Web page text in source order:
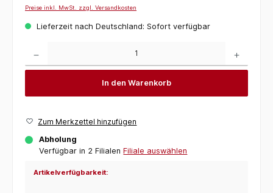
Preise inkl. MwSt. zzgl. Versandkosten
Lieferzeit nach Deutschland: Sofort verfügbar
In den Warenkorb
Zum Merkzettel hinzufügen
Abholung
Verfügbar in 2 Filialen Filiale auswählen
Artikelverfügbarkeit: